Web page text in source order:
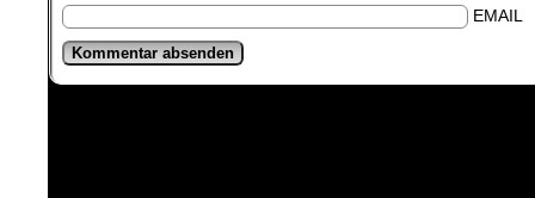
EMAIL